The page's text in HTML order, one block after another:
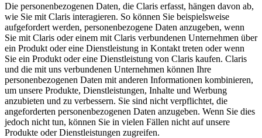
Die personenbezogenen Daten, die Claris erfasst, hängen davon ab,
wie Sie mit Claris interagieren. So können Sie beispielsweise
aufgefordert werden, personenbezogene Daten anzugeben, wenn
Sie mit Claris oder einem mit Claris verbundenen Unternehmen über
ein Produkt oder eine Dienstleistung in Kontakt treten oder wenn
Sie ein Produkt oder eine Dienstleistung von Claris kaufen. Claris
und die mit uns verbundenen Unternehmen können Ihre
personenbezogenen Daten mit anderen Informationen kombinieren,
um unsere Produkte, Dienstleistungen, Inhalte und Werbung
anzubieten und zu verbessern. Sie sind nicht verpflichtet, die
angeforderten personenbezogenen Daten anzugeben. Wenn Sie dies
jedoch nicht tun, können Sie in vielen Fällen nicht auf unsere
Produkte oder Dienstleistungen zugreifen.